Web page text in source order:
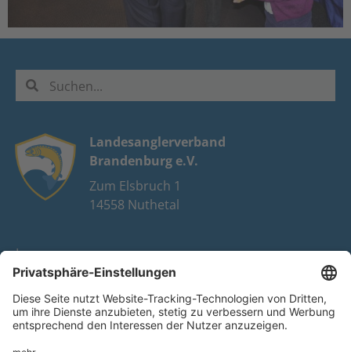
Landesanglerverband
Brandenburg e.V.
Zum Elsbruch 1
14558 Nuthetal
Impressum
Datenschutz
FAQ